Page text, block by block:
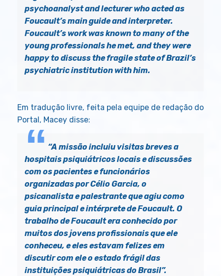
psychoanalyst and lecturer who acted as
Foucault’s main guide and interpreter.
Foucault’s work was known to many of the
young professionals he met, and they were
happy to discuss the fragile state of Brazil’s
psychiatric institution with him.
Em tradução livre, feita pela equipe de redação do
Portal, Macey disse:
“A missão incluiu visitas breves a
hospitais psiquiátricos locais e discussões
com os pacientes e funcionários
organizadas por Célio Garcia, o
psicanalista e palestrante que agiu como
guia principal e intérprete de Foucault. O
trabalho de Foucault era conhecido por
muitos dos jovens profissionais que ele
conheceu, e eles estavam felizes em
discutir com ele o estado frágil das
instituições psiquiátricas do Brasil”.